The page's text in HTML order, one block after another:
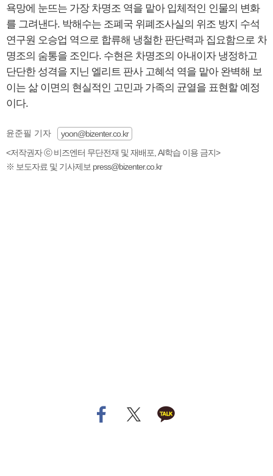
욕망에 눈뜨는 가장 차명조 역을 맡아 입체적인 인물의 변화
를 그려낸다. 박해수는 조폐국 위폐조사실의 위조 방지 수석
연구원 오승업 역으로 합류해 냉철한 판단력과 집요함으로 차
명조의 숨통을 조인다. 수현은 차명조의 아내이자 냉정하고
단단한 성격을 지닌 엘리트 판사 고혜석 역을 맡아 완벽해 보
이는 삶 이면의 현실적인 고민과 가족의 균열을 표현할 예정
이다.
윤준필 기자
yoon@bizenter.co.kr
<저작권자 ⓒ 비즈엔터 무단전재 및 재배포, AI학습 이용 금지>
※ 보도자료 및 기사제보 press@bizenter.co.kr